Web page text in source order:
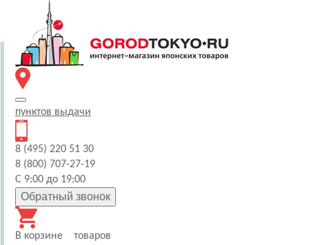
пунктов выдачи
8 (495) 220 51 30
8 (800) 707-27-19
С 9:00 до 19:00
Обратный звонок
В корзине
товаров